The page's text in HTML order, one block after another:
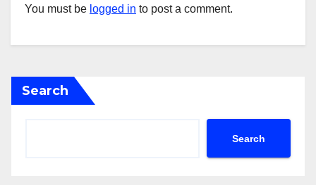
You must be logged in to post a comment.
Search
Search